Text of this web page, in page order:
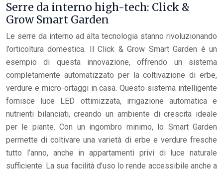
Serre da interno high-tech: Click &
Grow Smart Garden
Le serre da interno ad alta tecnologia stanno rivoluzionando
l’orticoltura domestica. Il Click & Grow Smart Garden è un
esempio di questa innovazione, offrendo un sistema
completamente automatizzato per la coltivazione di erbe,
verdure e micro-ortaggi in casa. Questo sistema intelligente
fornisce luce LED ottimizzata, irrigazione automatica e
nutrienti bilanciati, creando un ambiente di crescita ideale
per le piante. Con un ingombro minimo, lo Smart Garden
permette di coltivare una varietà di erbe e verdure fresche
tutto l’anno, anche in appartamenti privi di luce naturale
sufficiente. La sua facilità d’uso lo rende accessibile anche a